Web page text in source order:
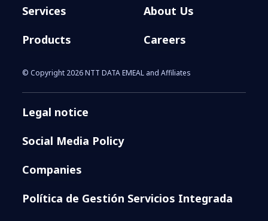
Services
Products
About Us
Careers
© Copyright 2026 NTT DATA EMEAL and Affiliates
Legal notice
Social Media Policy
Companies
Política de Gestión Servicios Integrada